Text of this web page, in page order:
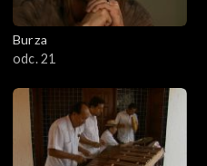
Burza
odc. 21